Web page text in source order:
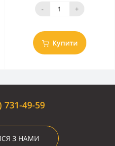
- +
Купити
731-49-59
З НАМИ